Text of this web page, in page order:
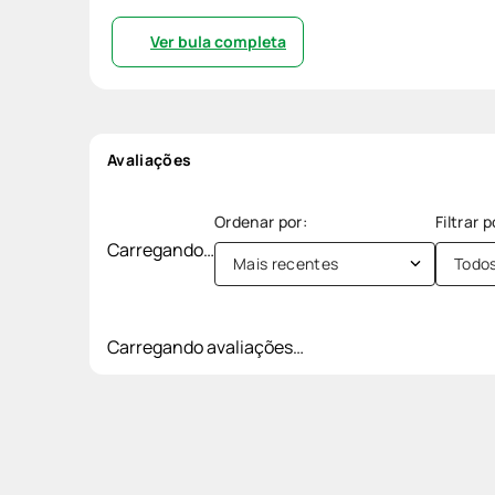
Ver bula completa
Avaliações
Carregando…
Mais recentes
Carregando avaliações…